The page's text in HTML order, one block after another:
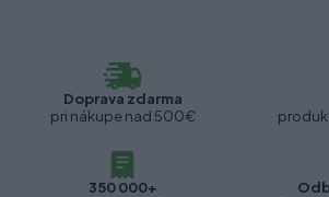
Doprava zdarma
pri nákupe nad 500€
350 000+